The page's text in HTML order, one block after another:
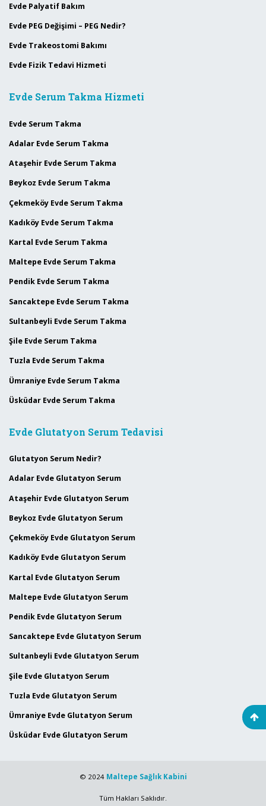
Evde Palyatif Bakım
Evde PEG Değişimi – PEG Nedir?
Evde Trakeostomi Bakımı
Evde Fizik Tedavi Hizmeti
Evde Serum Takma Hizmeti
Evde Serum Takma
Adalar Evde Serum Takma
Ataşehir Evde Serum Takma
Beykoz Evde Serum Takma
Çekmeköy Evde Serum Takma
Kadıköy Evde Serum Takma
Kartal Evde Serum Takma
Maltepe Evde Serum Takma
Pendik Evde Serum Takma
Sancaktepe Evde Serum Takma
Sultanbeyli Evde Serum Takma
Şile Evde Serum Takma
Tuzla Evde Serum Takma
Ümraniye Evde Serum Takma
Üsküdar Evde Serum Takma
Evde Glutatyon Serum Tedavisi
Glutatyon Serum Nedir?
Adalar Evde Glutatyon Serum
Ataşehir Evde Glutatyon Serum
Beykoz Evde Glutatyon Serum
Çekmeköy Evde Glutatyon Serum
Kadıköy Evde Glutatyon Serum
Kartal Evde Glutatyon Serum
Maltepe Evde Glutatyon Serum
Pendik Evde Glutatyon Serum
Sancaktepe Evde Glutatyon Serum
Sultanbeyli Evde Glutatyon Serum
Şile Evde Glutatyon Serum
Tuzla Evde Glutatyon Serum
Ümraniye Evde Glutatyon Serum
Üsküdar Evde Glutatyon Serum
© 2024 Maltepe Sağlık Kabini
Tüm Hakları Saklıdır.